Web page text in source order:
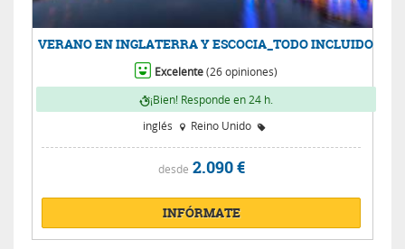
VERANO EN INGLATERRA Y ESCOCIA_TODO INCLUIDO
Excelente(26 opiniones)
¡Bien! Responde en 24 h.
inglés
Reino Unido
desde 2.090 €
INFÓRMATE